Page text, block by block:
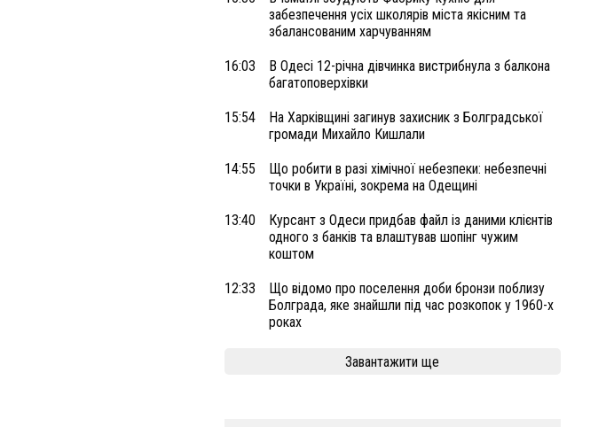
забезпечення усіх школярів міста якісним та
збалансованим харчуванням
16:03
В Одесі 12-річна дівчинка вистрибнула з балкона
багатоповерхівки
15:54
На Харківщині загинув захисник з Болградської
громади Михайло Кишлали
14:55
Що робити в разі хімічної небезпеки: небезпечні
точки в Україні, зокрема на Одещині
13:40
Курсант з Одеси придбав файл із даними клієнтів
одного з банків та влаштував шопінг чужим
коштом
12:33
Що відомо про поселення доби бронзи поблизу
Болграда, яке знайшли під час розкопок у 1960-х
роках
Завантажити ще